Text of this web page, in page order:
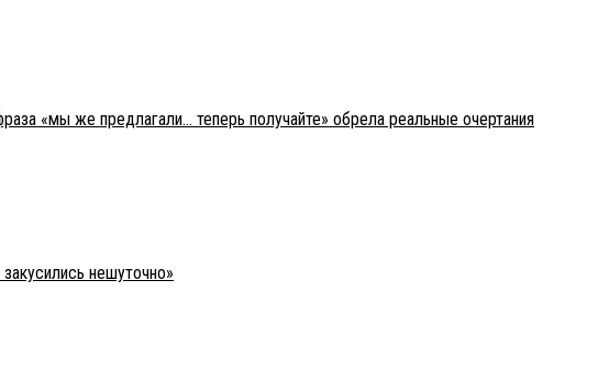
«мы же предлагали… теперь получайте» обрела реальные очертания
нешуточно»